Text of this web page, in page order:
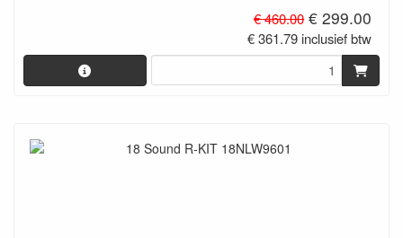
€ 460.00 € 299.00
€ 361.79 inclusief btw